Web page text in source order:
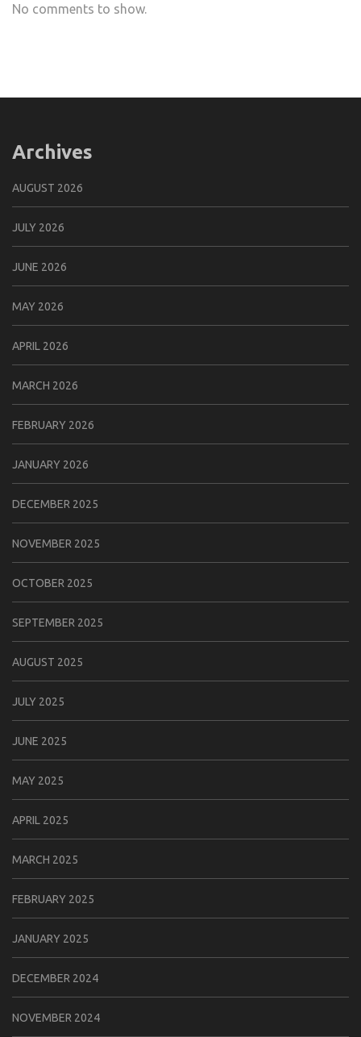
No comments to show.
Archives
AUGUST 2026
JULY 2026
JUNE 2026
MAY 2026
APRIL 2026
MARCH 2026
FEBRUARY 2026
JANUARY 2026
DECEMBER 2025
NOVEMBER 2025
OCTOBER 2025
SEPTEMBER 2025
AUGUST 2025
JULY 2025
JUNE 2025
MAY 2025
APRIL 2025
MARCH 2025
FEBRUARY 2025
JANUARY 2025
DECEMBER 2024
NOVEMBER 2024